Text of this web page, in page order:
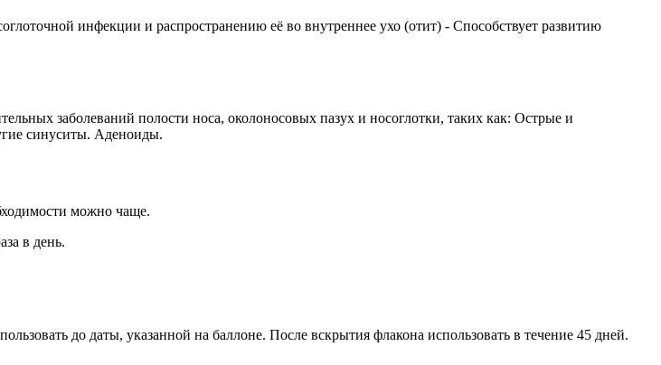
инфекции и распространению её во внутреннее ухо (отит) - Способствует развитию
заболеваний полости носа, околоносовых пазух и носоглотки, таких как: Острые и
синуситы. Аденоиды.
можно чаще.
в день.
до даты, указанной на баллоне. После вскрытия флакона использовать в течение 45 дней.